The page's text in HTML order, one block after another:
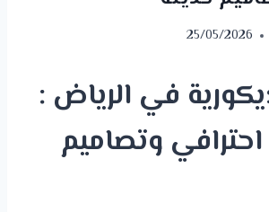
25/05/2026
في الرياض :
وتصاميم